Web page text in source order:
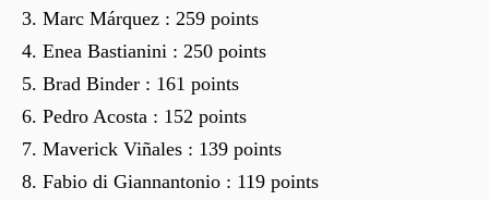
Marc Márquez : 259 points
Enea Bastianini : 250 points
Brad Binder : 161 points
Pedro Acosta : 152 points
Maverick Viñales : 139 points
Fabio di Giannantonio : 119 points